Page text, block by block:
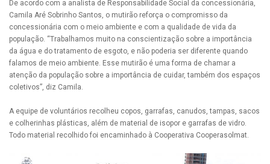
De acordo com a analista de Responsabilidade Social da concessionária,
Camila Aré Sobrinho Santos, o mutirão reforça o compromisso da
concessionária com o meio ambiente e com a qualidade de vida da
população. “Trabalhamos muito na conscientização sobre a importância
da água e do tratamento de esgoto, e não poderia ser diferente quando
falamos de meio ambiente. Esse mutirão é uma forma de chamar a
atenção da população sobre a importância de cuidar, também dos espaços
coletivos”, diz Camila.
A equipe de voluntários recolheu copos, garrafas, canudos, tampas, sacos
e colherinhas plásticas, além de material de isopor e garrafas de vidro.
Todo material recolhido foi encaminhado à Cooperativa Cooperasolmat.